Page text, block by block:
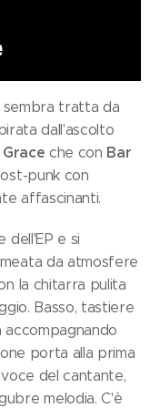
sembra tratta da
dall'ascolto
che con Bar
punk con
affascinanti.
e si
da atmosfere
la chitarra pulita
Basso, tastiere
porta alla prima
del cantante,
melodia. C'è